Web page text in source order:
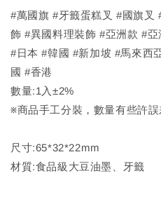
#萬國旗 #牙籤蛋糕叉 #國旗叉
飾 #異國料理裝飾 #亞洲款 #
#日本 #韓國 #新加坡 #馬來西
國 #香港
數量:1入±2%
※商品手工分裝，數量有些許誤
尺寸:65*32*22mm
材質:食品級大豆油墨、牙籤